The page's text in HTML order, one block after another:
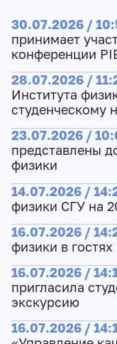
30.07.2026 /
принимает
конференции
28.07.2026 /
Института
студенческому
23.07.2026 /
представлены
физики
14.07.2026 /
физики СГУ на
16.07.2026 /
физики в
16.07.2026 /
пригласила
экскурсию
16.07.2026 /